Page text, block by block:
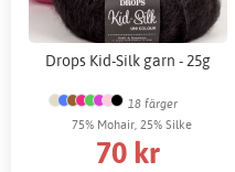
Drops Kid-Silk garn - 25g
18 färger
75% Mohair, 25% Silke
70 kr